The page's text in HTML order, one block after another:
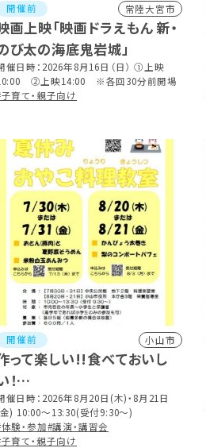
開催前 常陸大宮市
画上映「映画ドラえもん 新・
び太の海底鬼岩城」
催日時：2026年8月16日（日） ①上映
②上映14:00 ※各回30分前開場
育て・親子向け
開催前 小山市
って楽しい!!食べておいし
！
休みおやこ料理教室
催日時：2026年8月20日(木)・8月21日
) 10:00～13:30(受付9:30～)
験・参加#講演・講習会
育て・親子向け